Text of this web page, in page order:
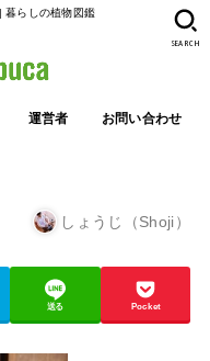
暮らしの植物図鑑
運営者 お問い合わせ
SEARCH
しょうじ（Shoji）
送る Pocket